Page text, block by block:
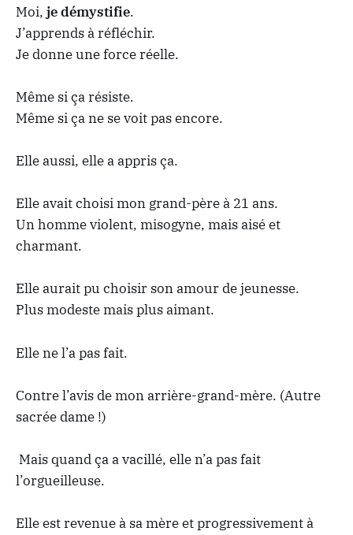
Moi, je démystifie.
J’apprends à réfléchir.
Je donne une force réelle.
Même si ça résiste.
Même si ça ne se voit pas encore.
Elle aussi, elle a appris ça.
Elle avait choisi mon grand-père à 21 ans.
Un homme violent, misogyne, mais aisé et
charmant.
Elle aurait pu choisir son amour de jeunesse.
Plus modeste mais plus aimant.
Elle ne l’a pas fait.
Contre l’avis de mon arrière-grand-mère. (Autre
sacrée dame !)
Mais quand ça a vacillé, elle n’a pas fait
l’orgueilleuse.
Elle est revenue à sa mère et progressivement à